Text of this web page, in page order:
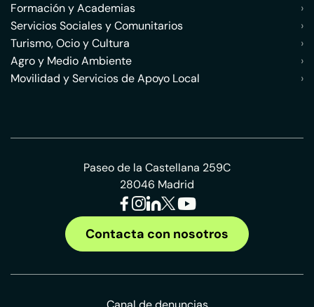
Formación y Academias
›
Servicios Sociales y Comunitarios
›
Turismo, Ocio y Cultura
›
Agro y Medio Ambiente
›
Movilidad y Servicios de Apoyo Local
›
Paseo de la Castellana 259C
28046 Madrid
Contacta con nosotros